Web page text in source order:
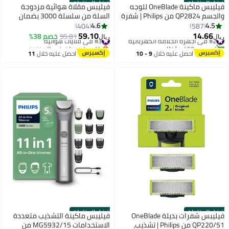
أفضل المنتجات فيليبس ماكينة OneBlade للوجه
والجسم QP2824 من Philips | شفرة
مزدوجة الجوانب | تقنية OneBlade
اللاسلكي | مقاومة للماء | أداة
كهربائية لتشذيب وحلاقة اللحية
4.5
587
ريال14.66
#2 في أجهزة الحلاقة الكهربائية
تم بيع +450 مؤخرًا
#2 في أجهزة الحلاقة الكهربائية احصل عليه خلال 9 - 10
أفضل المنتجات
فيليبس مقلاة هوائية مزدوجة
السلة من سلسلة 3000 بضمان
لمدة عامين
4.6
404
ريال59.10
95.81خصم 38% #3 في قلايات هوائية
باقي 4 وحدات في المخزون
#3 في قلايات هوائية احصل عليه خلال 11
أفضل المنتجات فيليبس شفرات بديلة OneBlade
QP220/51 من Philips | تشذيب،
أفضل المنتجات
فيليبس ماكينة التشذيب متعددة
الاستخدامات MG5932/15 من